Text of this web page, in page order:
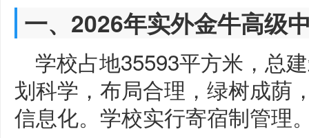
一、2026年实外金牛高级
学校占地35593平方米，总
划科学，布局合理，绿树成荫
信息化。学校实行寄宿制管理